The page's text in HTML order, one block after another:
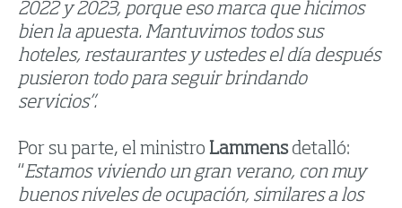
2022 y 2023, porque eso marca que hicimos
bien la apuesta. Mantuvimos todos sus
hoteles, restaurantes y ustedes el día después
pusieron todo para seguir brindando
servicios”.
Por su parte, el ministro Lammensdetalló:
“Estamos viviendo un gran verano, con muy
buenos niveles de ocupación, similares a los